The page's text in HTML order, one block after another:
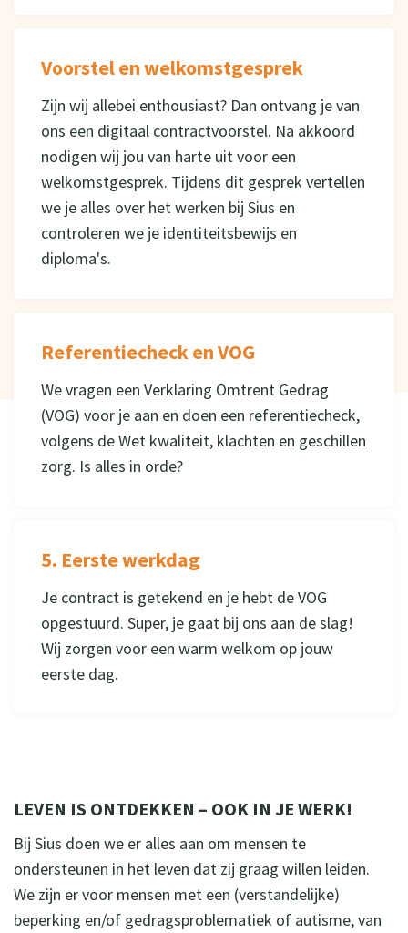
Voorstel en welkomstgesprek
Zijn wij allebei enthousiast? Dan ontvang je van
ons een digitaal contractvoorstel. Na akkoord
nodigen wij jou van harte uit voor een
welkomstgesprek. Tijdens dit gesprek vertellen
we je alles over het werken bij Sius en
controleren we je identiteitsbewijs en
diploma's.
Referentiecheck en VOG
We vragen een Verklaring Omtrent Gedrag
(VOG) voor je aan en doen een referentiecheck,
volgens de Wet kwaliteit, klachten en geschillen
zorg. Is alles in orde?
5. Eerste werkdag
Je contract is getekend en je hebt de VOG
opgestuurd. Super, je gaat bij ons aan de slag!
Wij zorgen voor een warm welkom op jouw
eerste dag.
LEVEN IS ONTDEKKEN – OOK IN JE WERK!
Bij Sius doen we er alles aan om mensen te
ondersteunen in het leven dat zij graag willen leiden.
We zijn er voor mensen met een (verstandelijke)
beperking en/of gedragsproblematiek of autisme, van